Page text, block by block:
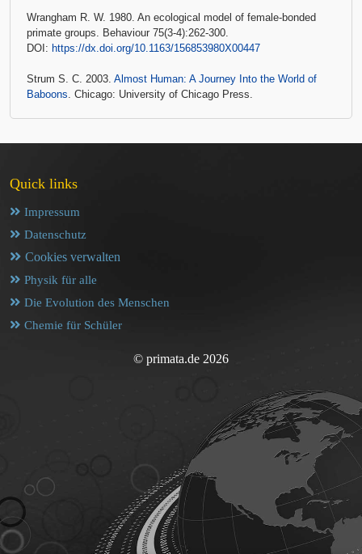
Wrangham R. W. 1980. An ecological model of female-bonded
primate groups. Behaviour 75(3-4):262-300.
DOI: https://dx.doi.org/10.1163/156853980X00447
Strum S. C. 2003. Almost Human: A Journey Into the World of
Baboons. Chicago: University of Chicago Press.
Quick links
Impressum
Datenschutz
Cookies verwalten
Physik für alle
Die Evolution des Menschen
Chemie für Schüler
© primata.de 2026